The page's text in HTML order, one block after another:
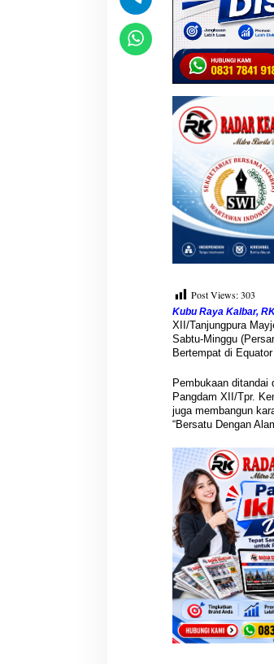
n
a
m
M
a
n
g
r
o
v
B
e
r
s
a
m
a
r
a
m
u
k
Post Views: 303
Kubu Raya Kalbar,
XII/Tanjungpura
Sabtu-Minggu
Bertempat di
Pembukaan ditandai
Pangdam XII/Tpr.
juga membangun
“Bersatu Dengan